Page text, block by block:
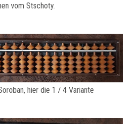
vom Stschoty.
hier die 1 / 4 Variante